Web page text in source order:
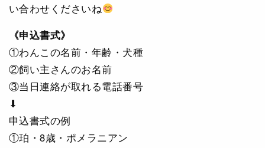
い合わせくださいね
《申込書式》
①わんこの名前・年齢・犬種
②飼い主さんのお名前
③当日連絡が取れる電話番号
⬇
申込書式の例
①珀・8歳・ポメラニアン